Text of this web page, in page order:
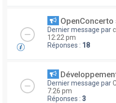
Dernier message par
12:22 pm
Réponses : 18
Dernier message par
7:26 pm
Réponses : 3